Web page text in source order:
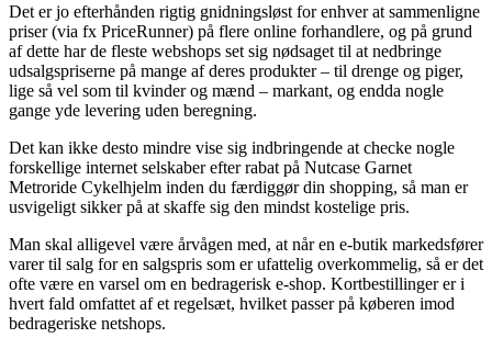
Det er jo efterhånden rigtig gnidningsløst for enhver at sammenligne
priser (via fx PriceRunner) på flere online forhandlere, og på grund
af dette har de fleste webshops set sig nødsaget til at nedbringe
udsalgspriserne på mange af deres produkter – til drenge og piger,
lige så vel som til kvinder og mænd – markant, og endda nogle
gange yde levering uden beregning.
Det kan ikke desto mindre vise sig indbringende at checke nogle
forskellige internet selskaber efter rabat på Nutcase Garnet
Metroride Cykelhjelm inden du færdiggør din shopping, så man er
usvigeligt sikker på at skaffe sig den mindst kostelige pris.
Man skal alligevel være årvågen med, at når en e-butik markedsfører
varer til salg for en salgspris som er ufattelig overkommelig, så er det
ofte være en varsel om en bedragerisk e-shop. Kortbestillinger er i
hvert fald omfattet af et regelsæt, hvilket passer på køberen imod
bedrageriske netshops.